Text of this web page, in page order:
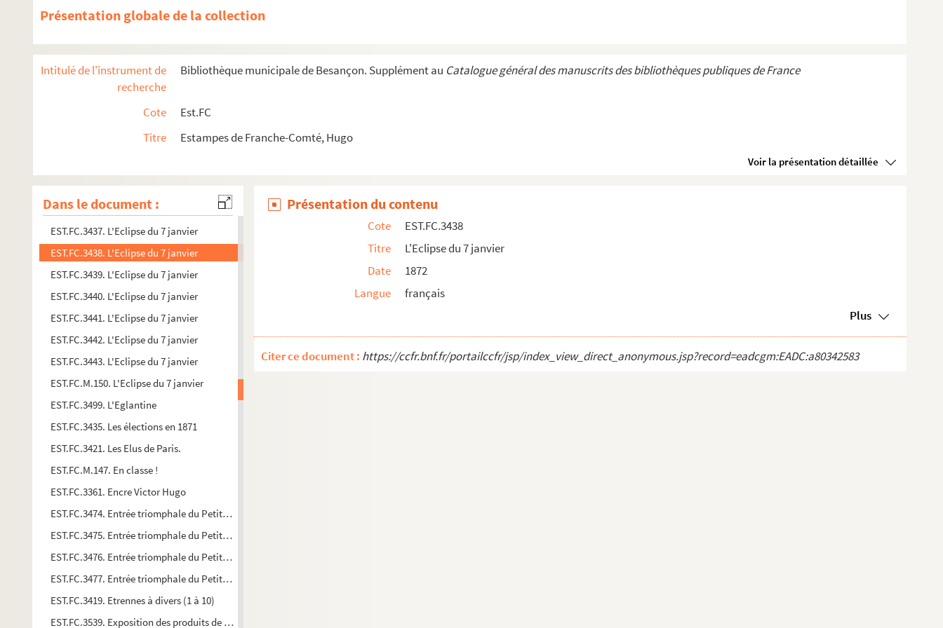
Présentation globale de la collection
Intitulé de l'instrument de
recherche
Bibliothèque municipale de Besançon. Supplément au Catalogue général des manuscrits des bibliothèques publiques de France
Cote
Est.FC
Titre
Estampes de Franche-Comté, Hugo
Voir la présentation détaillée
Dans le document :
EST.FC.M.173. Croisade contre le socialisme
EST.FC.3370. Les députés de Paris
EST.FC.3491. La dernière muse
EST.FC.3266. Les derniers moments de Victor Hugo
EST.FC.3535. La distribution des drapeaux / Chacun le sien !.....
EST.FC.3538. Distribution solennelle des prix du Journal pour Rire
EST.FC.3437. L'Eclipse du 7 janvier
EST.FC.3438. L'Eclipse du 7 janvier
EST.FC.3439. L'Eclipse du 7 janvier
EST.FC.3440. L'Eclipse du 7 janvier
EST.FC.3441. L'Eclipse du 7 janvier
EST.FC.3442. L'Eclipse du 7 janvier
EST.FC.3443. L'Eclipse du 7 janvier
EST.FC.M.150. L'Eclipse du 7 janvier
EST.FC.3499. L'Eglantine
EST.FC.3435. Les élections en 1871
EST.FC.3421. Les Elus de Paris.
EST.FC.M.147. En classe !
EST.FC.3361. Encre Victor Hugo
EST.FC.3474. Entrée triomphale du Petit Badinguet dans sa bonne ville de Paris
EST.FC.3475. Entrée triomphale du Petit Badinguet dans sa bonne ville de Paris
EST.FC.3476. Entrée triomphale du Petit Badinguet dans sa bonne ville de Paris
EST.FC.3477. Entrée triomphale du Petit Badinguet dans sa bonne ville de Paris
EST.FC.3419. Etrennes à divers (1 à 10)
EST.FC.3539. Exposition des produits de l'industrie politique.
Présentation du contenu
Cote
EST.FC.3438
Titre
L'Eclipse du 7 janvier
Date
1872
Langue
français
Plus
Citer ce document : https://ccfr.bnf.fr/portailccfr/jsp/index_view_direct_anonymous.jsp?record=eadcgm:EADC:a80342583